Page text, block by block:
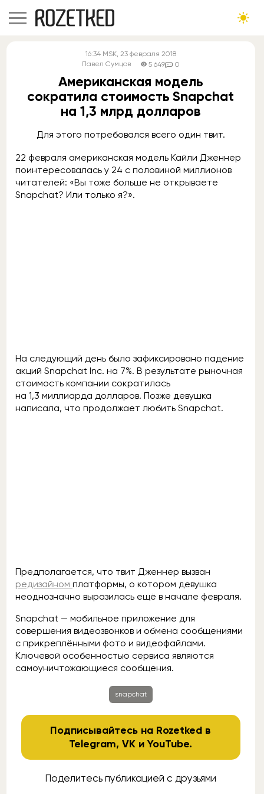
16:34 MSK, 23 февраля 2018
Павел Сумцов
5 649 0
Американская модель
сократила стоимость Snapchat
на 1,3 млрд долларов
Для этого потребовался всего один твит.
22 февраля американская модель Кайли Дженнер
поинтересовалась у 24 с половиной миллионов
читателей: «Вы тоже больше не открываете
Snapchat? Или только я?».
На следующий день было зафиксировано падение
акций Snapchat Inc. на 7%. В результате рыночная
стоимость компании сократилась
на 1,3 миллиарда долларов. Позже девушка
написала, что продолжает любить Snapchat.
Предполагается, что твит Дженнер вызван
редизайном платформы, о котором девушка
неоднозначно выразилась ещё в начале февраля.
Snapchat — мобильное приложение для
совершения видеозвонков и обмена сообщениями
с прикреплёнными фото и видеофайлами.
Ключевой особенностью сервиса являются
самоуничтожающиеся сообщения.
snapchat
Подписывайтесь на Rozetked в
Telegram,VK иYouTube.
Поделитесь публикацией с друзьями